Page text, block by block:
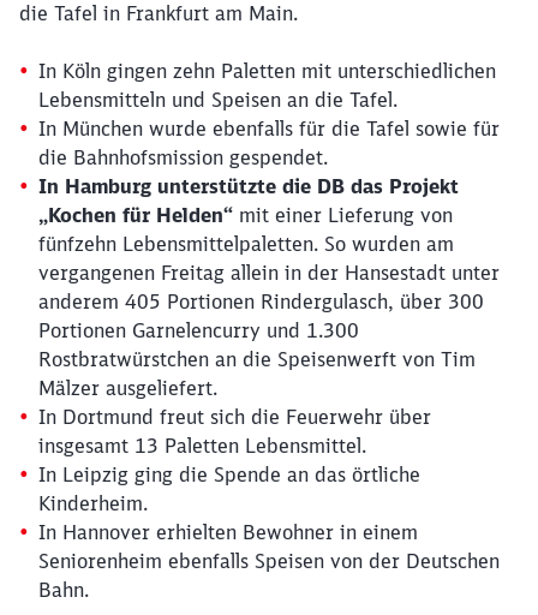
die Tafel in Frankfurt am Main.
In Köln gingen zehn Paletten mit unterschiedlichen
Lebensmitteln und Speisen an die Tafel.
In München wurde ebenfalls für die Tafel sowie für
die Bahnhofsmission gespendet.
In Hamburg unterstützte die DB das Projekt
„Kochen für Helden“ mit einer Lieferung von
fünfzehn Lebensmittelpaletten. So wurden am
vergangenen Freitag allein in der Hansestadt unter
anderem 405 Portionen Rindergulasch, über 300
Portionen Garnelencurry und 1.300
Rostbratwürstchen an die Speisenwerft von Tim
Mälzer ausgeliefert.
In Dortmund freut sich die Feuerwehr über
insgesamt 13 Paletten Lebensmittel.
In Leipzig ging die Spende an das örtliche
Kinderheim.
In Hannover erhielten Bewohner in einem
Seniorenheim ebenfalls Speisen von der Deutschen
Bahn.